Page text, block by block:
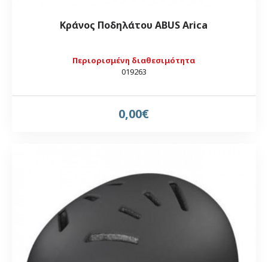
Περιορισμένη διαθεσιμότητα
019263
Κράνος Ποδηλάτου ABUS Arica
0,00€